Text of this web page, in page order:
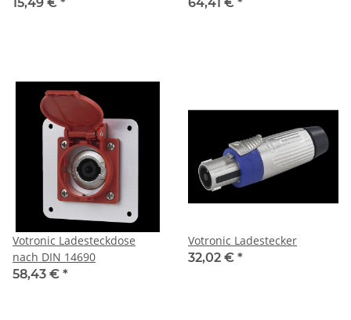
Votronic Ladesteckdose
nach DIN 14690
58,43 € *
Votronic Ladestecker
32,02 € *